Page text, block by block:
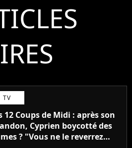
TV
12 Coups de Midi : après son
Cyprien boycotté des
? "Vous ne le reverrez